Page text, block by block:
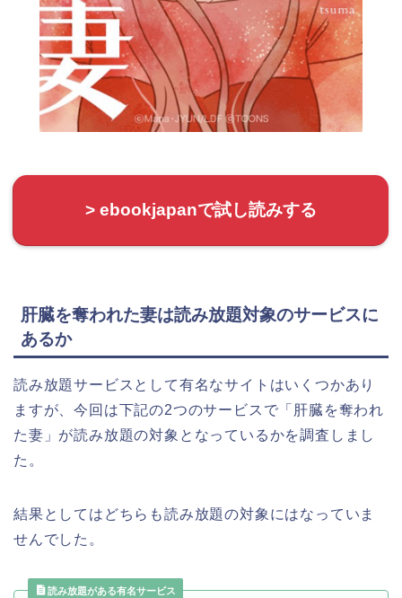
> ebookjapanで試し読みする
肝臓を奪われた妻は読み放題対象のサービスに
あるか
読み放題サービスとして有名なサイトはいくつかあり
ますが、今回は下記の2つのサービスで「肝臓を奪われ
た妻」が読み放題の対象となっているかを調査しまし
た。
結果としてはどちらも読み放題の対象にはなっていま
せんでした。
読み放題がある有名サービス